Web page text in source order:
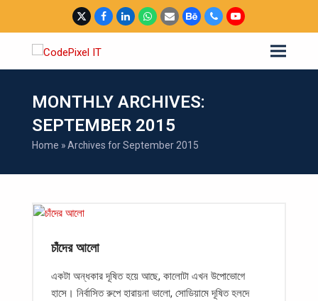
TwitterFacebook
LinkedInWhatsapp
EmailBehance
PhoneYouTube
MONTHLY ARCHIVES:
SEPTEMBER 2015
Home »Archives for September 2015
চাঁদের আলো
একটা অন্ধকার দূষিত হয়ে আছে, কালোটা এখন উপোভোগে
হাসে। নির্বাসিত রুপে হারায়না ভালো, সোডিয়ামে দূষিত হলদে